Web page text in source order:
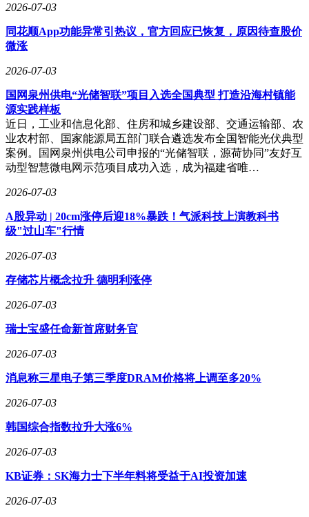
研究。更重要的是，理解宇宙的演化历程，解答"我们从何而
来"的终极问题，本身就是人类作为智慧生命的独特使命。科
学探索的价值不在于提供绝对答案，而在于不断拓展认知边
界，保持对未知的好奇与敬畏。
行的星球上，穿越浩瀚的银河，被神秘的引力源牵引着在宇宙
中漂流。我们既是星尘的产物，也是宇宙的观察者，这种双重
身份本身就构成了最壮丽的生命体验。
2026-07-03
同花顺App功能异常引热议，官方回应已恢复，原因待查股价
微涨
2026-07-03
国网泉州供电“光储智联”项目入选全国典型 打造沿海村镇能
源实践样板
近日，工业和信息化部、住房和城乡建设部、交通运输部、农
业农村部、国家能源局五部门联合遴选发布全国智能光伏典型
案例。国网泉州供电公司申报的“光储智联，源荷协同”友好互
动型智慧微电网示范项目成功入选，成为福建省唯…
2026-07-03
A股异动 | 20cm涨停后迎18%暴跌！气派科技上演教科书
级"过山车"行情
2026-07-03
存储芯片概念拉升 德明利涨停
2026-07-03
瑞士宝盛任命新首席财务官
2026-07-03
消息称三星电子第三季度DRAM价格将上调至多20%
2026-07-03
韩国综合指数拉升大涨6%
2026-07-03
KB证券：SK海力士下半年料将受益于AI投资加速
2026-07-03